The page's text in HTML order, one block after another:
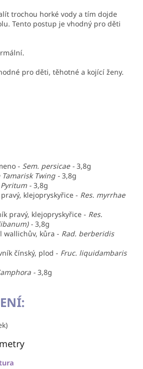
trochou horké vody a tím dojde
Tento postup je vhodný pro děti
pro děti, těhotné a kojící ženy.
- Sem. persicae - 3,8g
Tamarisk Twing - 3,8g
Pyritum - 3,8g
klejopryskyřice - Res. myrrhae
pravý, klejopryskyřice - Res.
- 3,8g
wallichův, kůra - Rad. berberidis
čínský, plod - Fruc. liquidambaris
- 3,8g